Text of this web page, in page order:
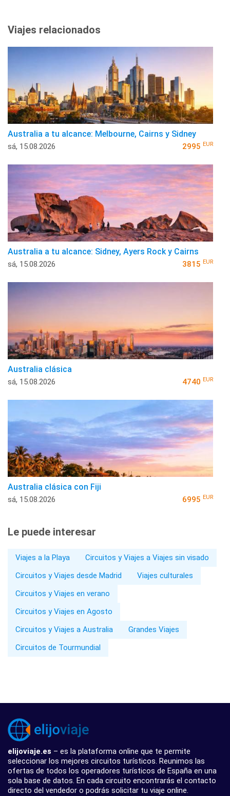
Viajes relacionados
Australia a tu alcance: Melbourne, Cairns y Sidney
sá, 15.08.2026 2995 EUR
Australia a tu alcance: Sidney, Ayers Rock y Cairns
sá, 15.08.2026 3815 EUR
Australia clásica
sá, 15.08.2026 4740 EUR
Australia clásica con Fiji
sá, 15.08.2026 6995 EUR
Le puede interesar
Viajes a la Playa
Circuitos y Viajes a Viajes sin visado
Circuitos y Viajes desde Madrid
Viajes culturales
Circuitos y Viajes en verano
Circuitos y Viajes en Agosto
Circuitos y Viajes a Australia
Grandes Viajes
Circuitos de Tourmundial
elijoviaje.es – es la plataforma online que te permite
seleccionar los mejores circuitos turísticos. Reunimos las
ofertas de todos los operadores turísticos de España en una
sola base de datos. En cada circuito encontrarás el contacto
directo del vendedor o podrás solicitar tu viaje online.